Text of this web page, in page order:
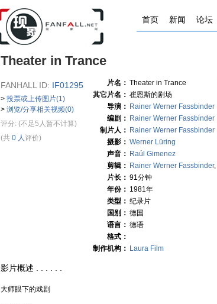
首页 新闻 论坛
Theater in Trance
FANHALL ID: IF01295
> 投票或上传图片(1)
> 浏览/分享相关视频(0)
评分: (不足5人暂不计算)
(共 0 人评价)
片名： Theater in Trance
其它片名： 崔恩斯的剧场
导演： Rainer Werner Fassbinder
编剧： Rainer Werner Fassbinder
制片人： Rainer Werner Fassbinder
摄影： Werner Lüring
声音： Raúl Gimenez
剪辑： Rainer Werner Fassbinder,
片长： 91分钟
年份： 1981年
类型： 纪录片
国别： 德国
语言： 德语
格式：
制作机构： Laura Film
影片概述 . . . . . .
大师眼下的戏剧